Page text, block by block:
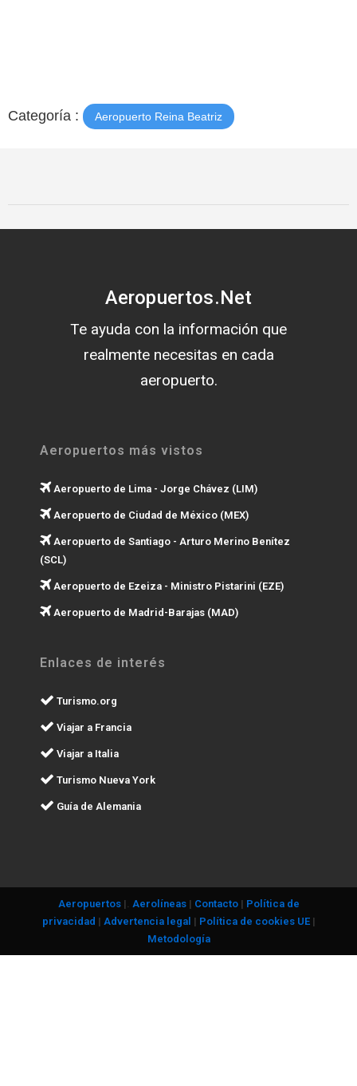
Categoría : Aeropuerto Reina Beatriz
Aeropuertos.Net
Te ayuda con la información que
realmente necesitas en cada
aeropuerto.
Aeropuertos más vistos
Aeropuerto de Lima - Jorge Chávez (LIM)
Aeropuerto de Ciudad de México (MEX)
Aeropuerto de Santiago - Arturo Merino Benítez
(SCL)
Aeropuerto de Ezeiza - Ministro Pistarini (EZE)
Aeropuerto de Madrid-Barajas (MAD)
Enlaces de interés
Turismo.org
Viajar a Francia
Viajar a Italia
Turismo Nueva York
Guía de Alemania
Aeropuertos|. Aerolíneas| Contacto| Política de
privacidad | Advertencia legal | Política de cookies UE|
Metodología